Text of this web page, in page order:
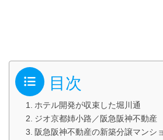
目次
ホテル開発が収束した堀川通
ジオ京都姉小路／阪急阪神不動産
阪急阪神不動産の新築分譲マンシ